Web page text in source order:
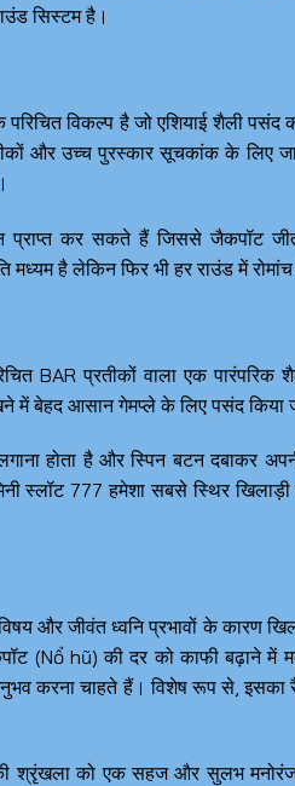
सिस्टम है।
परिचित विकल्प है जो एशियाई शैली
और उच्च पुरस्कार सूचकांक के लिए
प्राप्त कर सकते हैं जिससे जैकपॉट
है लेकिन फिर भी हर राउंड में
BAR प्रतीकों वाला एक
में बेहद आसान गेमप्ले के लिए पसंद किया
होता है और स्पिन बटन दबाकर
स्लॉट 777 हमेशा सबसे स्थिर खिलाड़ी
और जीवंत ध्वनि प्रभावों के कारण
(Nổ hũ) की दर को काफी बढ़ाने
करना चाहते हैं। विशेष रूप से, इसका
श्रृंखला को एक सहज और सुलभ